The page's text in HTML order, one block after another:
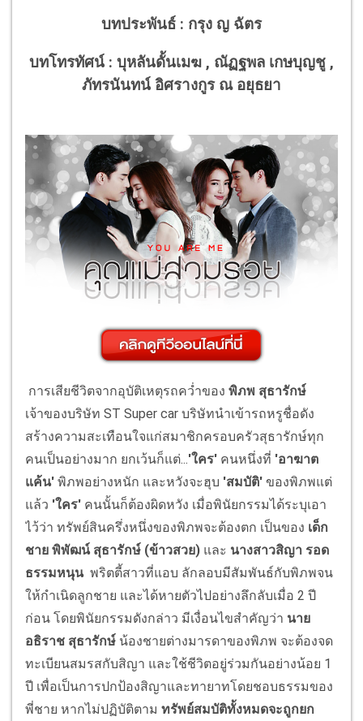
บทประพันธ์ : กรุง ญ ฉัตร
บทโทรทัศน์ : บุหลันดั้นเมฆ , ณัฏฐพล เกษบุญชู ,
ภัทรนันทน์ อิศรางกูร ณ อยุธยา
การเสียชีวิตจากอุบัติเหตุรถคว่ำของ พิภพ สุธารักษ์
เจ้าของบริษัท ST Super car บริษัทนำเข้ารถหรูชื่อดัง
สร้างความสะเทือนใจแก่สมาชิกครอบครัวสุธารักษ์ทุก
คนเป็นอย่างมาก ยกเว้นก็แต่...'ใคร' คนหนึ่งที่ 'อาฆาต
แค้น' พิภพอย่างหนัก และหวังจะฮุบ 'สมบัติ' ของพิภพแต่
แล้ว 'ใคร' คนนั้นก็ต้องผิดหวัง เมื่อพินัยกรรมได้ระบุเอา
ไว้ว่า ทรัพย์สินครึ่งหนึ่งของพิภพจะต้องตก เป็นของ เด็ก
ชาย พิพัฒน์ สุธารักษ์ (ข้าวสวย) และ นางสาวสิญา รอด
ธรรมหนุนพริตตี้สาวที่แอบ ลักลอบมีสัมพันธ์กับพิภพจน
ให้กำเนิดลูกชาย และได้หายตัวไปอย่างลึกลับเมื่อ 2 ปี
ก่อน โดยพินัยกรรมดังกล่าว มีเงื่อนไขสำคัญว่า นาย
อธิราช สุธารักษ์ น้องชายต่างมารดาของพิภพ จะต้องจด
ทะเบียนสมรสกับสิญา และใช้ชีวิตอยู่ร่วมกันอย่างน้อย 1
ปี เพื่อเป็นการปกป้องสิญาและทายาทโดยชอบธรรมของ
พี่ชาย หากไม่ปฏิบัติตาม ทรัพย์สมบัติทั้งหมดจะถูกยก